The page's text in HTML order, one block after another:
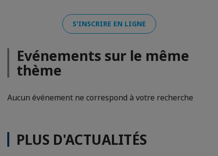
S'INSCRIRE EN LIGNE
Evénements sur le même
thème
Aucun événement ne correspond à votre recherche
PLUS D'ACTUALITÉS